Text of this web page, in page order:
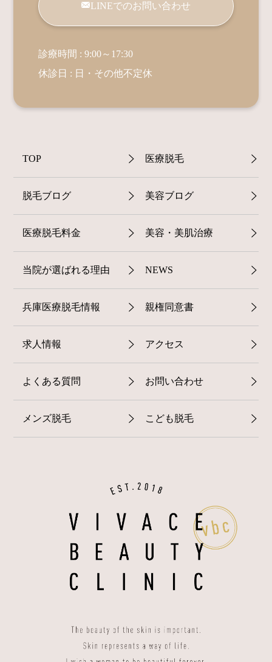
TOP 医療脱毛
脱毛ブログ 美容ブログ
医療脱毛料金 美容・美肌治療
当院が選ばれる理由 NEWS
兵庫医療脱毛情報 親権同意書
求人情報 アクセス
よくある質問 お問い合わせ
メンズ脱毛 こども脱毛
LINEでのお問い合わせ
診療時間 : 9:00～17:30
休診日 : 日・その他不定休